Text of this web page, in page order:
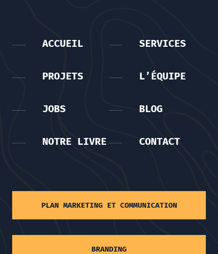
ACCUEIL SERVICES
PROJETS L’ÉQUIPE
JOBS BLOG
NOTRE LIVRE CONTACT
PLAN MARKETING ET COMMUNICATION
BRANDING